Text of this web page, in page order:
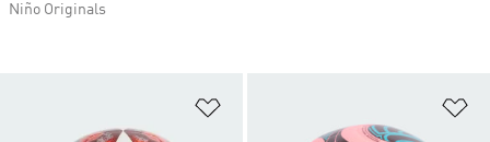
Niño Originals